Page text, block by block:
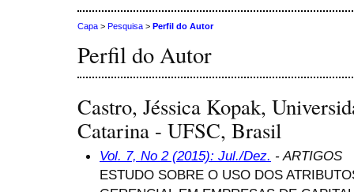
Capa > Pesquisa > Perfil do Autor
Perfil do Autor
Castro, Jéssica Kopak,
Catarina - UFSC, Brasil
Vol. 7, No 2 (2015): Jul./Dez. - ARTIGOS
ESTUDO SOBRE O USO DOS